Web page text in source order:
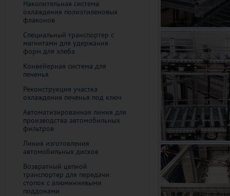
Накопительная система
охлаждения полиэтиленовых
флаконов
Специальный транспортер с
магнитами для удержания
форм для хлеба
Конвейерная система для
печенья
Реконструкция участка
охлаждения печенья под ключ
Автоматизированная линия для
производства автомобильных
фильтров
Линия изготовления
автомобильных дисков
Возвратный цепной
транспортер для передачи
стопок с алюминиевыми
поддонами